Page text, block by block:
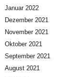
Januar 2022
Dezember 2021
November 2021
Oktober 2021
September 2021
August 2021